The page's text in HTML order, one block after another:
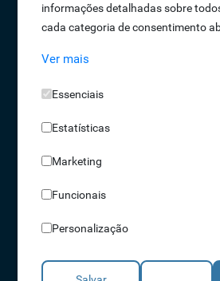
Oportunidades de Emprego
Termos e Condições
Política de Privacidade
Livro de reclamações
Soluções
Acessos
Torniquetes
informações detalhadas sobre
cada categoria de consentimento
Ver mais
Essenciais
Estatísticas
Marketing
Funcionais
Personalização